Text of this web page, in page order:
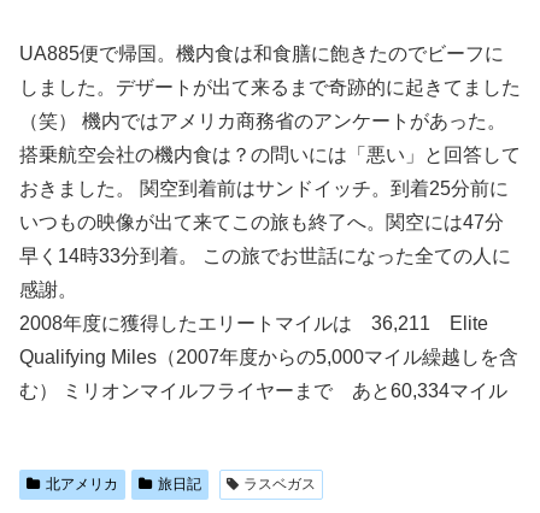
UA885便で帰国。機内食は和食膳に飽きたのでビーフに
しました。デザートが出て来るまで奇跡的に起きてました
（笑） 機内ではアメリカ商務省のアンケートがあった。
搭乗航空会社の機内食は？の問いには「悪い」と回答して
おきました。 関空到着前はサンドイッチ。到着25分前に
いつもの映像が出て来てこの旅も終了へ。関空には47分
早く14時33分到着。 この旅でお世話になった全ての人に
感謝。
2008年度に獲得したエリートマイルは 36,211 Elite
Qualifying Miles（2007年度からの5,000マイル繰越しを含
む） ミリオンマイルフライヤーまで あと60,334マイル
北アメリカ 旅日記 ラスベガス